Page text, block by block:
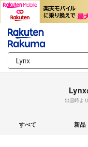
Lynx
出品時よ
すべて 新品